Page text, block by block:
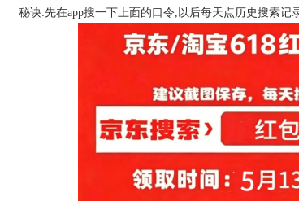
秘诀:先在app搜一下上面的口令,以后每天点历史搜索记